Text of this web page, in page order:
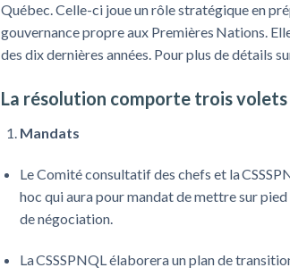
Québec.Celle-ci joue un rôle stratégique en
gouvernancepropreaux Premières Nations.
des dixdernières années. Pourplus de détails
La résolution comporte trois volets
Mandats
Le Comité consultatif des chefs et la
hoc qui aura pour mandat de mettre sur
de négociation.
La CSSSPNQL élaborera un plan de